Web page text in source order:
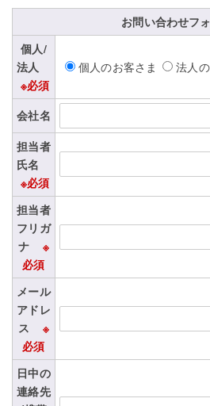
お問い合わせフ
個人/
法人
※必須
個人のお客さま 法人
会社名
担当者
氏名
※必須
担当者
フリガ
ナ
※
必須
メール
アドレ
ス
※
必須
日中の
連絡先